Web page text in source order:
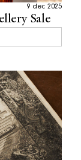
Sale
9 dec 2025